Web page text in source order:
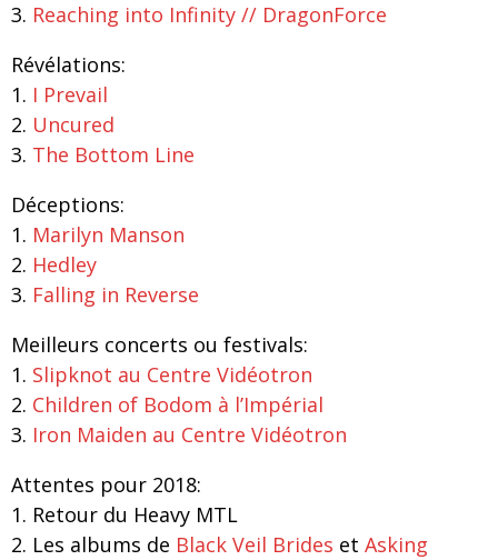
3. Reaching into Infinity // DragonForce
Révélations:
1. I Prevail
2. Uncured
3. The Bottom Line
Déceptions:
1. Marilyn Manson
2. Hedley
3. Falling in Reverse
Meilleurs concerts ou festivals:
1. Slipknot au Centre Vidéotron
2. Children of Bodom à l’Impérial
3. Iron Maiden au Centre Vidéotron
Attentes pour 2018:
1. Retour du Heavy MTL
2. Les albums de Black Veil Brides et Asking